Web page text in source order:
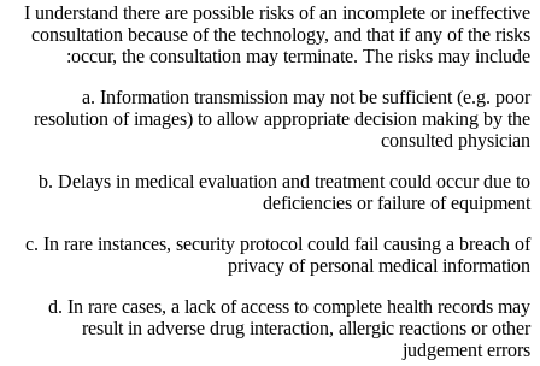
I understand there are possible risks of an incomplete or ineffective
consultation because of the technology, and that if any of the risks
occur, the consultation may terminate. The risks may include:
a. Information transmission may not be sufficient (e.g. poor
resolution of images) to allow appropriate decision making by the
consulted physician
b. Delays in medical evaluation and treatment could occur due to
deficiencies or failure of equipment
c. In rare instances, security protocol could fail causing a breach of
privacy of personal medical information
d. In rare cases, a lack of access to complete health records may
result in adverse drug interaction, allergic reactions or other
judgement errors